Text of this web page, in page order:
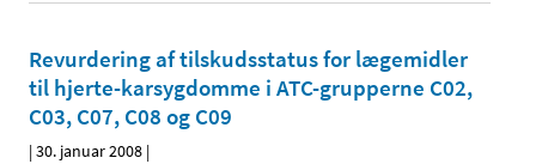
Revurdering af tilskudsstatus for lægemidler
til hjerte-karsygdomme i ATC-grupperne C02,
C03, C07, C08 og C09
|30. januar 2008 |